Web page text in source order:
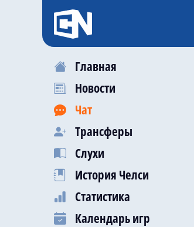
Главная
Новости
Чат
Трансферы
Слухи
История Челси
Статистика
Календарь игр